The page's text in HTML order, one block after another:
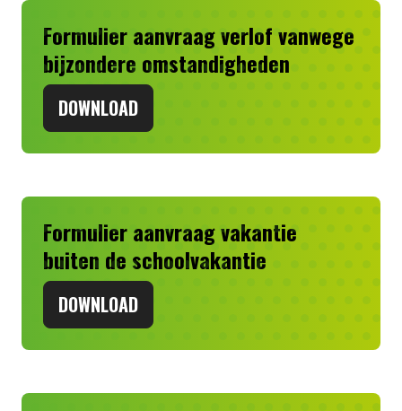
Formulier aanvraag verlof vanwege
bijzondere omstandigheden
DOWNLOAD
Formulier aanvraag vakantie
buiten de schoolvakantie
DOWNLOAD